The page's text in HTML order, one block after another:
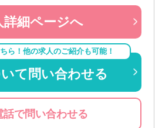
詳細ページへ
ら！他の求人のご紹介も可能！
て問い合わせる
話で問い合わせる